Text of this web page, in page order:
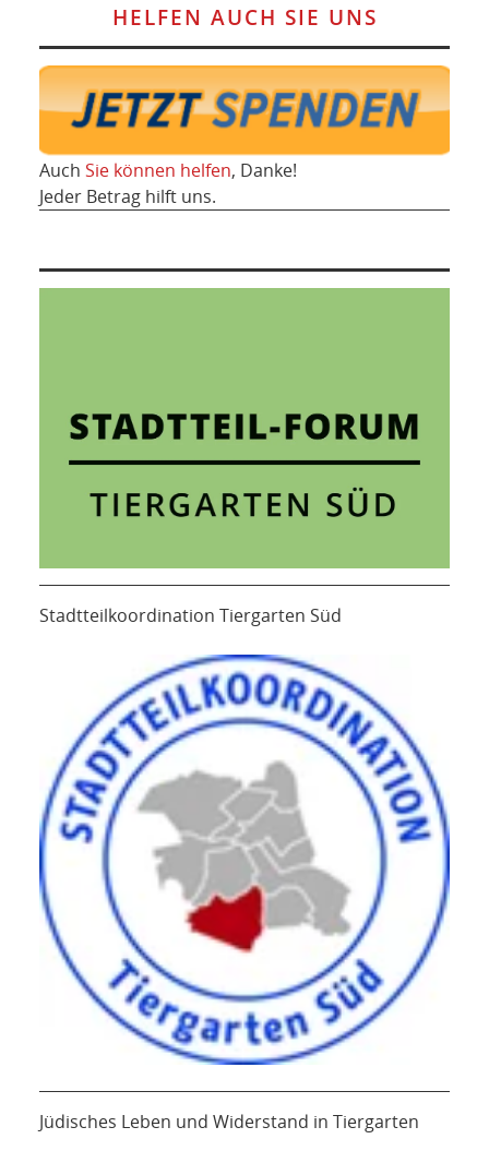
HELFEN AUCH SIE UNS
Auch Sie können helfen, Danke!
Jeder Betrag hilft uns.
Stadtteilkoordination Tiergarten Süd
Jüdisches Leben und Widerstand in Tiergarten